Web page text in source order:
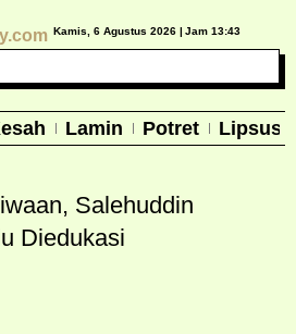
Kamis, 6 Agustus 2026 | Jam 13:43
Lamin Potret Lipsus
Salehuddin
Diedukasi